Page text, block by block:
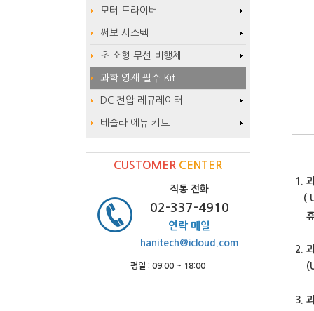
1.
(
2.
3.
모터 드라이버
써보 시스템
초 소형 무선 비행체
과학 영재 필수 Kit
DC 전압 레규레이터
테슬라 에듀 키트
CUSTOMER CENTER
직통 전화
02-337-4910
연락 메일
hanitech@icloud.com
평일 : 09:00 ~ 18:00